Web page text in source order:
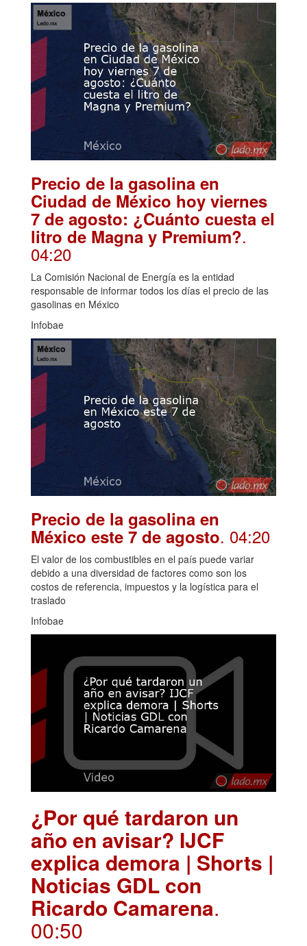
Precio de la gasolina en
Ciudad de México hoy viernes
7 de agosto: ¿Cuánto cuesta el
litro de Magna y Premium?.
04:20
La Comisión Nacional de Energía es la entidad
responsable de informar todos los días el precio de las
gasolinas en México
Infobae
Precio de la gasolina en
México este 7 de agosto. 04:20
El valor de los combustibles en el país puede variar
debido a una diversidad de factores como son los
costos de referencia, impuestos y la logística para el
traslado
Infobae
¿Por qué tardaron un
año en avisar? IJCF
explica demora | Shorts |
Noticias GDL con
Ricardo Camarena.
00:50